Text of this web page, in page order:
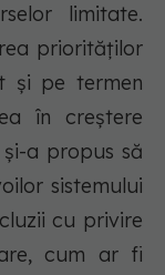
limitate.
priorităților
și pe termen
în creștere
a propus să
sistemului
cu privire
cum ar fi